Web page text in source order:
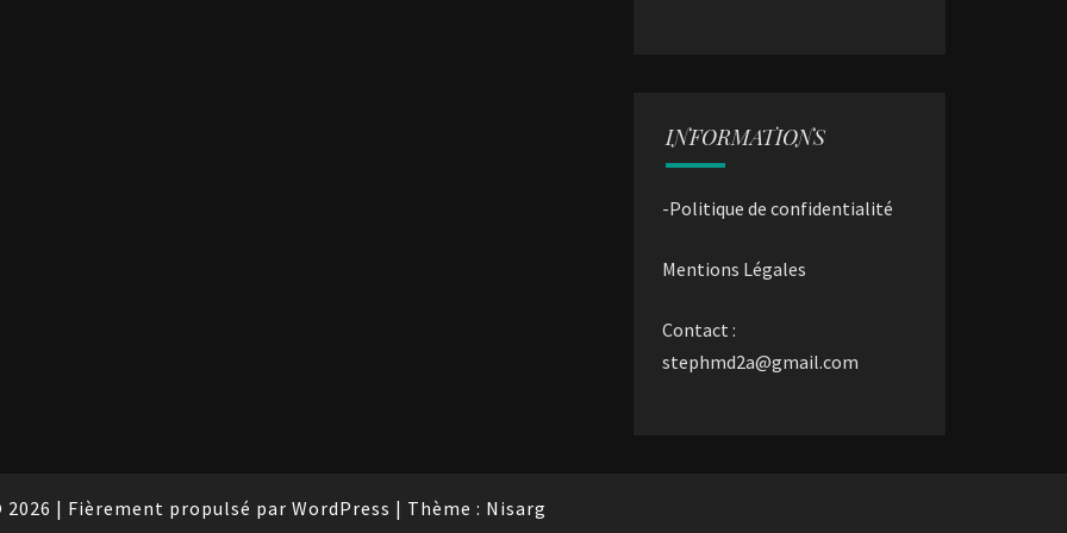
INFORMATIONS
-Politique de confidentialité
Mentions Légales
Contact :
stephmd2a@gmail.com
2026 | Fièrement propulsé par WordPress | Thème : Nisarg